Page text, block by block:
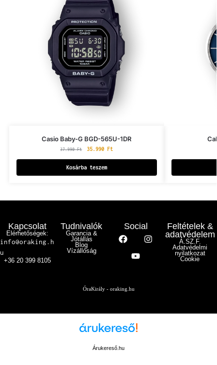
Casio Baby-G BGD-565U-1DR
37.990Ft 35.990 Ft
Kosárba teszem
Kapcsolat
Elérhetőségek:
info@oraking.h
u
+36 20 399 8105
Tudnivalók
Garancia &
Jótállás
Blog
Vízállóság
Social
Feltételek &
adatvédelem
Á.SZ.F.
Adatvédelmi
nyilatkozat
Cookie
ÓraKirály - oraking.hu
Árukereső.hu